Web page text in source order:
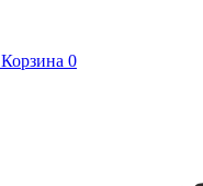
Корзина 0